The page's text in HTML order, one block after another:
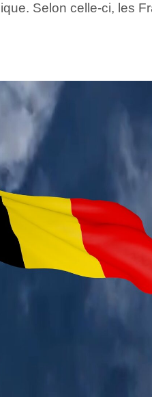
Selon celle-ci, les